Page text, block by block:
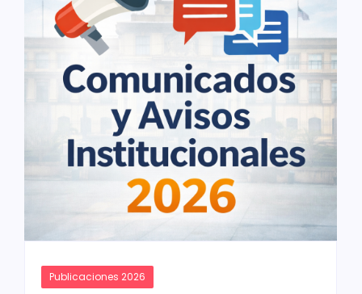
Publicaciones 2026